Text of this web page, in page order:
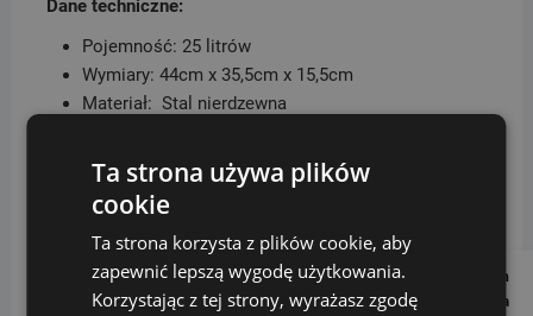
Dane techniczne:
Pojemność: 25 litrów
Wymiary: 44cm x 35,5cm x 15,5cm
Materiał: Stal nierdzewna
Follow us on
Social Media
Ta strona używa plików
cookie
Ta strona korzysta z plików cookie, aby
zapewnić lepszą wygodę użytkowania.
Korzystając z tej strony, wyrażasz zgodę